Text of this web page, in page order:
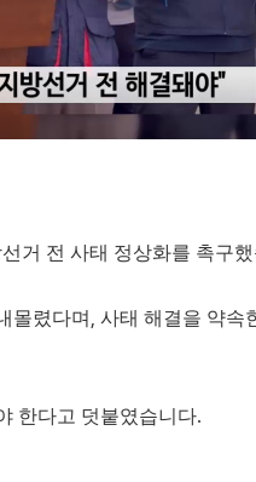
거 전 사태 정상화를 촉구
몰렸다며, 사태 해결을 약속
한다고 덧붙였습니다.